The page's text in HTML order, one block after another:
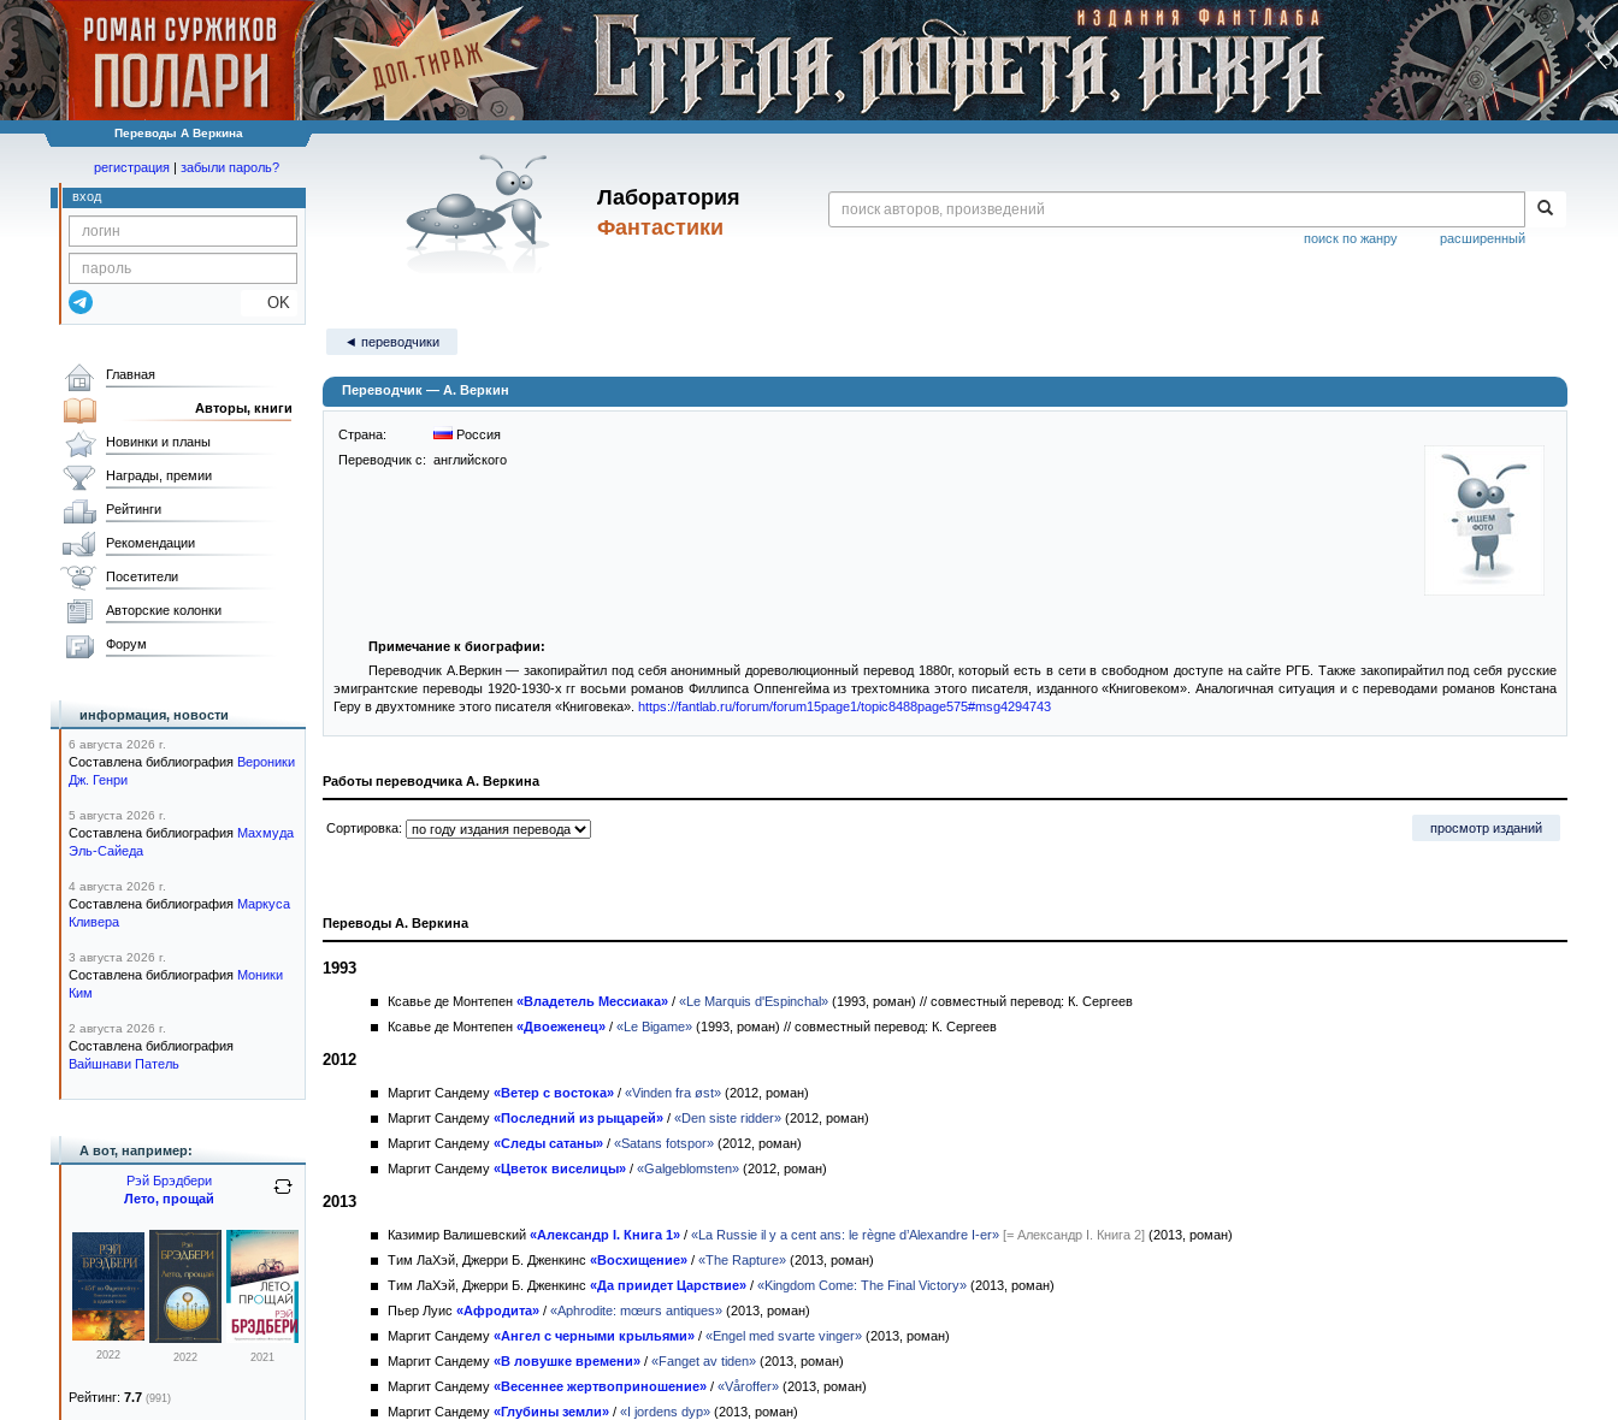
Переводы А Веркина
Лаборатория
Фантастики
расширенный
поиск по жанру
регистрация | забыли пароль?
вход
OK
◄ переводчики
Переводчик — А. Веркин
Страна:
Россия
Переводчик c: английского
Примечание к биографии:
Переводчик А.Веркин — закопирайтил под себя анонимный дореволюционный перевод 1880г, который есть в сети в свободном доступе на сайте РГБ. Также закопирайтил под себя русские
эмигрантские переводы 1920-1930-х гг восьми романов Филлипса Оппенгейма из трехтомника этого писателя, изданного «Книговеком». Аналогичная ситуация и с переводами романов Констана
Геру в двухтомнике этого писателя «Книговека». https://fantlab.ru/forum/forum15page1/topic8488page575#msg4294743
Работы переводчика А. Веркина
Сортировка: просмотр изданий
Переводы А. Веркина
1993
Ксавье де Монтепен «Владетель Мессиака» / «Le Marquis d'Espinchal» (1993, роман) // совместный перевод: К. Сергеев
Ксавье де Монтепен «Двоеженец» / «Le Bigame» (1993, роман) // совместный перевод: К. Сергеев
2012
Маргит Сандему «Ветер с востока» / «Vinden fra øst» (2012, роман)
Маргит Сандему «Последний из рыцарей» / «Den siste ridder» (2012, роман)
Маргит Сандему «Следы сатаны» / «Satans fotspor» (2012, роман)
Маргит Сандему «Цветок виселицы» / «Galgeblomsten» (2012, роман)
2013
Казимир Валишевский «Александр I. Книга 1» / «La Russie il y a cent ans: le règne d’Alexandre I-er» [= Александр I. Книга 2] (2013, роман)
Тим ЛаХэй, Джерри Б. Дженкинс «Восхищение» / «The Rapture» (2013, роман)
Тим ЛаХэй, Джерри Б. Дженкинс «Да приидет Царствие» / «Kingdom Come: The Final Victory» (2013, роман)
Пьер Луис «Афродита» / «Aphrodite: mœurs antiques» (2013, роман)
Маргит Сандему «Ангел с черными крыльями» / «Engel med svarte vinger» (2013, роман)
Маргит Сандему «В ловушке времени» / «Fanget av tiden» (2013, роман)
Маргит Сандему «Весеннее жертвоприношение» / «Våroffer» (2013, роман)
Маргит Сандему «Глубины земли» / «I jordens dyp» (2013, роман)
Главная
Авторы, книги
Новинки и планы
Награды, премии
Рейтинги
Рекомендации
Посетители
Авторские колонки
Форум
информация, новости
6 августа 2026 г.
Составлена библиография Вероники
Дж. Генри
5 августа 2026 г.
Составлена библиография Махмуда
Эль-Сайеда
4 августа 2026 г.
Составлена библиография Маркуса
Кливера
3 августа 2026 г.
Составлена библиография Моники
Ким
2 августа 2026 г.
Составлена библиография
Вайшнави Патель
А вот, например:
Рэй Брэдбери
Лето, прощай
2022 2022 2021
Рейтинг: 7.7 (991)